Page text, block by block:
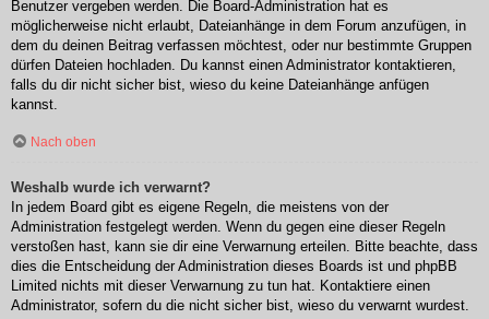
Benutzer vergeben werden. Die Board-Administration hat es
möglicherweise nicht erlaubt, Dateianhänge in dem Forum anzufügen, in
dem du deinen Beitrag verfassen möchtest, oder nur bestimmte Gruppen
dürfen Dateien hochladen. Du kannst einen Administrator kontaktieren,
falls du dir nicht sicher bist, wieso du keine Dateianhänge anfügen
kannst.
Nach oben
Weshalb wurde ich verwarnt?
In jedem Board gibt es eigene Regeln, die meistens von der
Administration festgelegt werden. Wenn du gegen eine dieser Regeln
verstoßen hast, kann sie dir eine Verwarnung erteilen. Bitte beachte, dass
dies die Entscheidung der Administration dieses Boards ist und phpBB
Limited nichts mit dieser Verwarnung zu tun hat. Kontaktiere einen
Administrator, sofern du die nicht sicher bist, wieso du verwarnt wurdest.